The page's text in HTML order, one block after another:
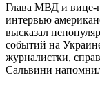
Глава МВД и вице-
интервью
высказал
событий на
журналистки,
Сальвини